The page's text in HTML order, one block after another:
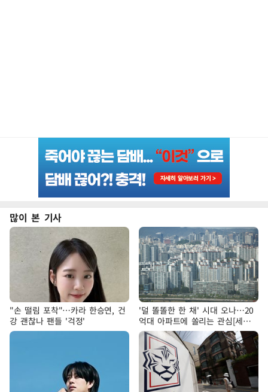
많이 본 기사
"손 떨림 포착"…카라 한승연, 건
강 괜찮나 팬들 '걱정'
'덜 똘똘한 한 채' 시대 오나…20
억대 아파트에 쏠리는 관심[세제
개편, 그 이후②]